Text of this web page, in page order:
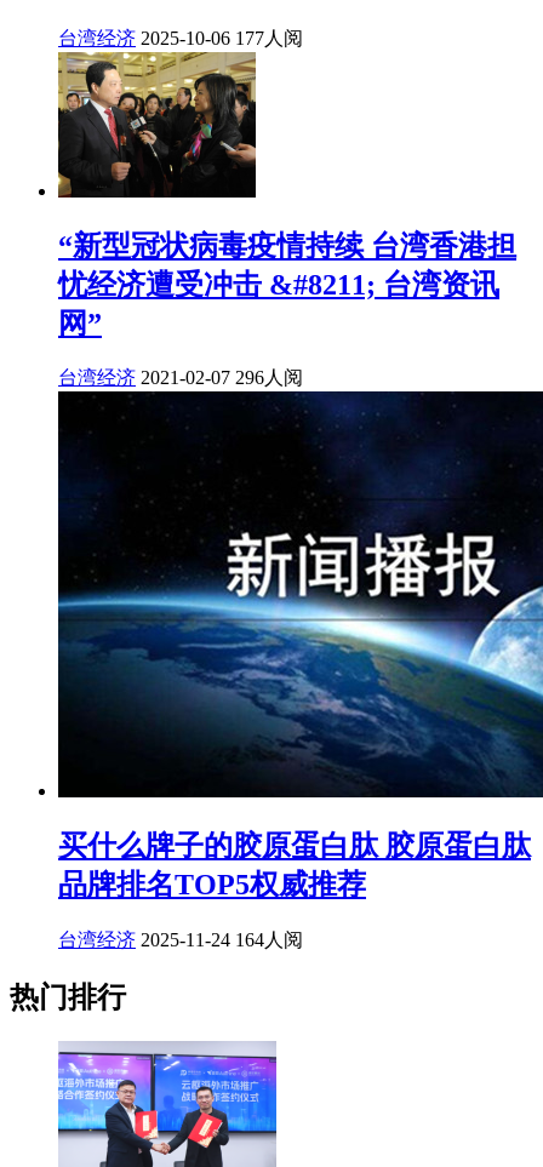
台湾经济 2025-10-06 177人阅
“新型冠状病毒疫情持续 台湾香港担
忧经济遭受冲击 &#8211; 台湾资讯
网”
台湾经济 2021-02-07 296人阅
买什么牌子的胶原蛋白肽 胶原蛋白肽
品牌排名TOP5权威推荐
台湾经济 2025-11-24 164人阅
热门排行